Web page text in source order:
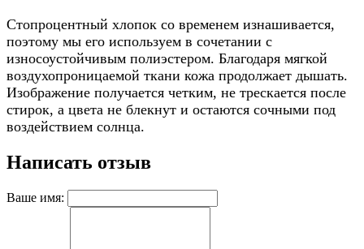
Стопроцентный хлопок со временем изнашивается,
поэтому мы его используем в сочетании с
износоустойчивым полиэстером. Благодаря мягкой
воздухопроницаемой ткани кожа продолжает дышать.
Изображение получается четким, не трескается после
стирок, а цвета не блекнут и остаются сочными под
воздействием солнца.
Написать отзыв
Ваше имя: